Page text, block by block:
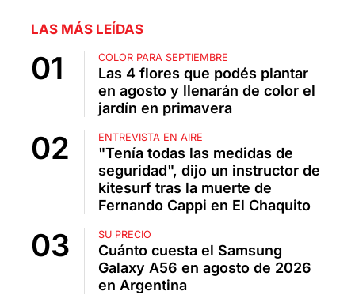
LAS MÁS LEÍDAS
COLOR PARA SEPTIEMBRE
Las 4 flores que podés plantar
en agosto y llenarán de color el
jardín en primavera
ENTREVISTA EN AIRE
"Tenía todas las medidas de
seguridad", dijo un instructor de
kitesurf tras la muerte de
Fernando Cappi en El Chaquito
SU PRECIO
Cuánto cuesta el Samsung
Galaxy A56 en agosto de 2026
en Argentina